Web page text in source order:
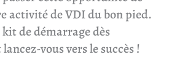
activité de VDI du bon pied.
de démarrage dès
vous vers le succès !